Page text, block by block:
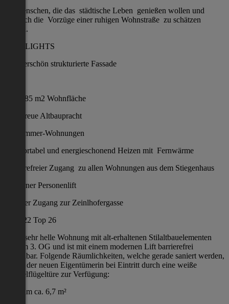
für Menschen, die das städtische Leben genießen wollen und
dennoch die Vorzüge einer ruhigen Wohnstraße zu schätzen
wissen.
HIGHLIGHTS
Wunderschön strukturierte Fassade
85 m2 Wohnfläche
Stilgetreue Altbaupracht
1-3 Zimmer-Wohnungen
Komfortabel und energieschonend Heizen mit Fernwärme
Barrierefreier Zugang zu allen Wohnungen aus dem Stiegenhaus
Moderner Personenlift
Direkter Zugang zur Zeinlhofergasse
Haus 22 Top 26
Diese sehr helle Wohnung mit alt-erhaltenen Stilaltbauelementen
liegt im 3. OG und ist mit einem modernen Lift barrierefrei
erreichbar. Folgende Räumlichkeiten, welche gerade saniert werden,
stehen der neuen Eigentümerin bei Eintritt durch eine weiße
Doppelflügeltüre zur Verfügung:
Vorraum ca. 6,7 m²